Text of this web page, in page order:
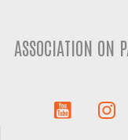
ASSOCIATION ON